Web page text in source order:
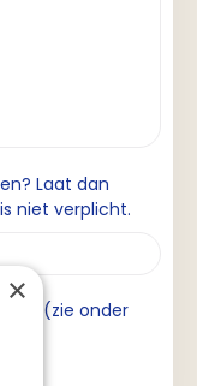
Laat dan
niet verplicht.
(zie onder
×